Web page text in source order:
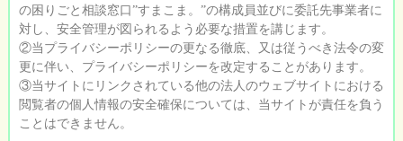
の困りごと相談窓口”すまこま。”の構成員並びに委託先事業者に
対し、安全管理が図られるよう必要な措置を講じます。
②当プライバシーポリシーの更なる徹底、又は従うべき法令の変
更に伴い、プライバシーポリシーを改定することがあります。
③当サイトにリンクされている他の法人のウェブサイトにおける
閲覧者の個人情報の安全確保については、当サイトが責任を負う
ことはできません。